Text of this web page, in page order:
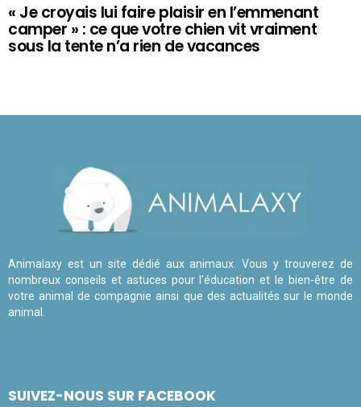
« Je croyais lui faire plaisir en l’emmenant
camper » : ce que votre chien vit vraiment
sous la tente n’a rien de vacances
Animalaxy est un site dédié aux animaux. Vous y trouverez de
nombreux conseils et astuces pour l'éducation et le bien-être de
votre animal de compagnie ainsi que des actualités sur le monde
animal.
SUIVEZ-NOUS SUR FACEBOOK